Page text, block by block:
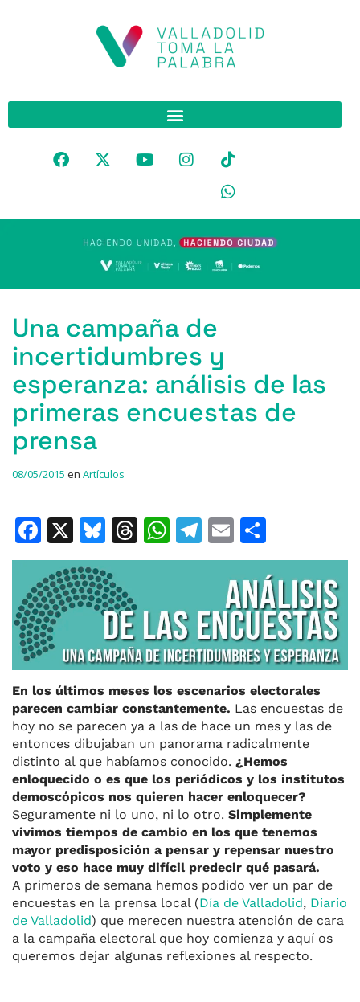
Una campaña de
incertidumbres y
esperanza: análisis de las
primeras encuestas de
prensa
08/05/2015 en Artículos
F
a
c
e
b
o
o
k
X
Bl
u
e
s
k
y
T
h
a
d
s
W
h
s
A
p
p
T
el
gr
a
m
E
m
ai
l
o
m
p
ar
ti
r
En los últimos meses los escenarios electorales
parecen cambiar constantemente. Las encuestas de
hoy no se parecen ya a las de hace un mes y las de
entonces dibujaban un panorama radicalmente
distinto al que habíamos conocido. ¿Hemos
enloquecido o es que los periódicos y los institutos
demoscópicos nos quieren hacer enloquecer?
Seguramente ni lo uno, ni lo otro. Simplemente
vivimos tiempos de cambio en los que tenemos
mayor predisposición a pensar y repensar nuestro
voto y eso hace muy difícil predecir qué pasará.
A primeros de semana hemos podido ver un par de
encuestas en la prensa local (Día de Valladolid, Diario
de Valladolid) que merecen nuestra atención de cara
a la campaña electoral que hoy comienza y aquí os
queremos dejar algunas reflexiones al respecto.